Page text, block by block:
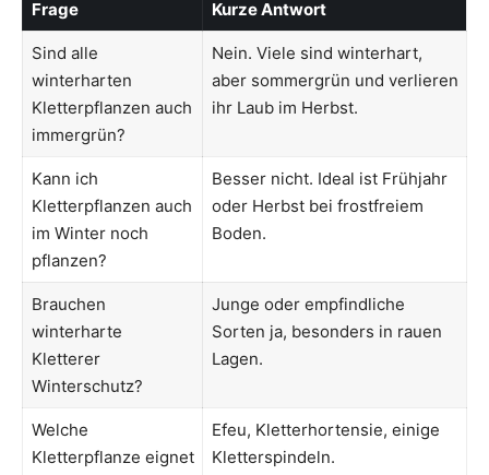
Frage
Kurze Antwort
Sind alle
winterharten
Kletterpflanzen auch
immergrün?
Nein. Viele sind winterhart,
aber sommergrün und verlieren
ihr Laub im Herbst.
Kann ich
Kletterpflanzen auch
im Winter noch
pflanzen?
Besser nicht. Ideal ist Frühjahr
oder Herbst bei frostfreiem
Boden.
Brauchen
winterharte
Kletterer
Winterschutz?
Junge oder empfindliche
Sorten ja, besonders in rauen
Lagen.
Welche
Kletterpflanze eignet
Efeu, Kletterhortensie, einige
Kletterspindeln.